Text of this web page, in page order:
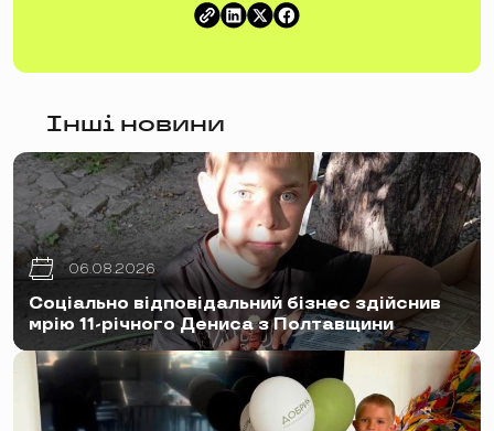
Інші новини
06.08.2026
Соціально відповідальний бізнес здійснив
мрію 11-річного Дениса з Полтавщини